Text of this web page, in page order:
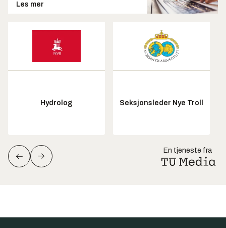
Les mer
Hydrolog Seksjonsleder Nye Troll
En tjeneste fra